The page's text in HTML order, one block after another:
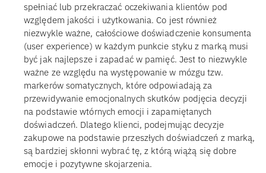
spełniać lub przekraczać oczekiwania klientów pod
względem jakości i użytkowania. Co jest również
niezwykle ważne, całościowe doświadczenie konsumenta
(user experience) w każdym punkcie styku z marką musi
być jak najlepsze i zapadać w pamięć. Jest to niezwykle
ważne ze względu na występowanie w mózgu tzw.
markerów somatycznych, które odpowiadają za
przewidywanie emocjonalnych skutków podjęcia decyzji
na podstawie wtórnych emocji i zapamiętanych
doświadczeń. Dlatego klienci, podejmując decyzje
zakupowe na podstawie przeszłych doświadczeń z marką,
są bardziej skłonni wybrać tę, z którą wiążą się dobre
emocje i pozytywne skojarzenia.